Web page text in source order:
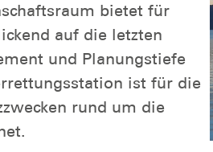
bietet für
auf die letzten
und Planungstiefe
ist für die
rund um die